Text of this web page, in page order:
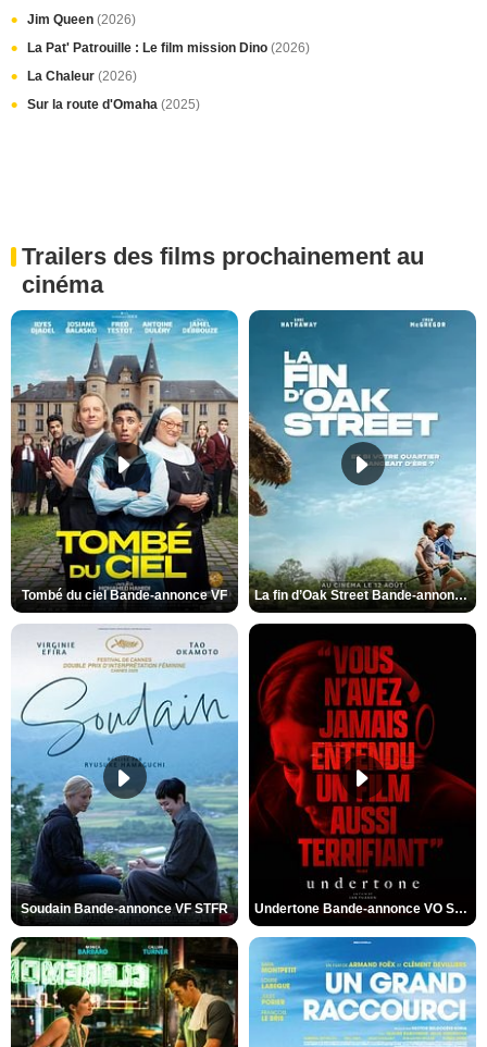
Jim Queen (2026)
La Pat' Patrouille : Le film mission Dino (2026)
La Chaleur (2026)
Sur la route d'Omaha (2025)
Trailers des films prochainement au
cinéma
Tombé du ciel Bande-annonce VF La fin d’Oak Street Bande-annonce VO STFR
Soudain Bande-annonce VF STFR Undertone Bande-annonce VO STFR